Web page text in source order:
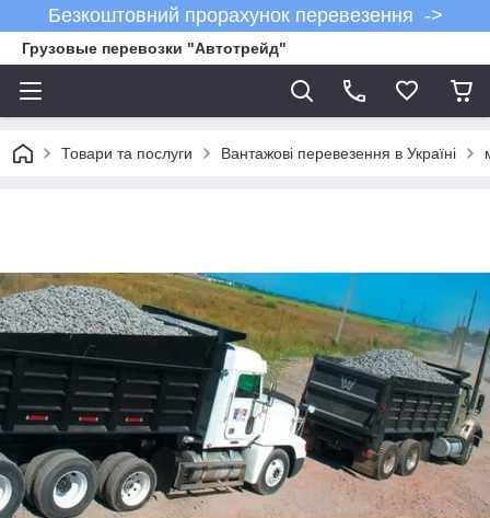
Безкоштовний прорахунок перевезення ->
Грузовые перевозки "Автотрейд"
Товари та послуги Вантажові перевезення в Україні